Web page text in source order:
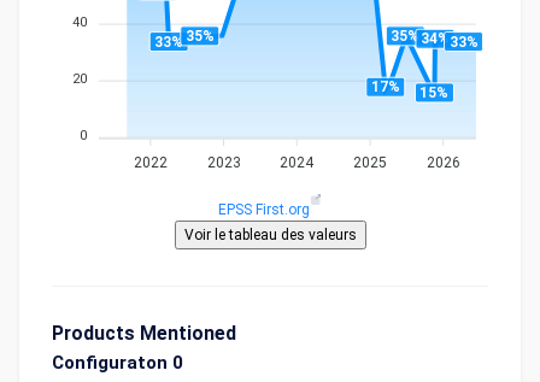
40
20
0
33%35%
17%
35%
15%
34% 33%
2022 2023 2024 2025 2026
EPSS First.org
Products Mentioned
Configuraton 0